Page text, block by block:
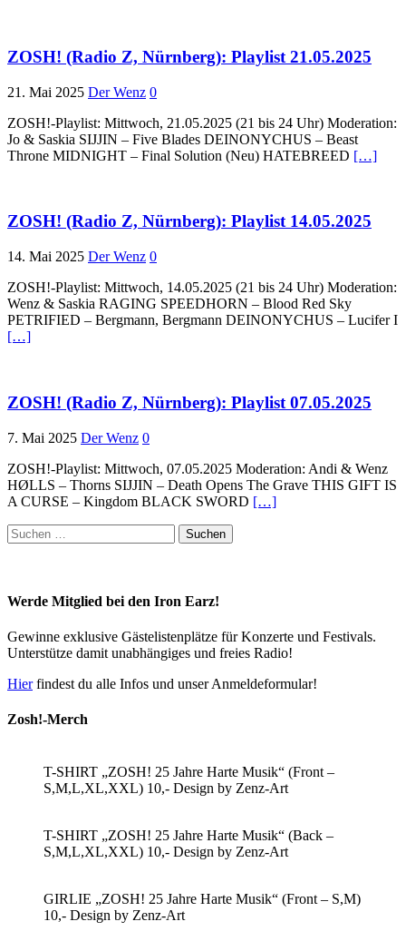
ZOSH! (Radio Z, Nürnberg): Playlist 21.05.2025
21. Mai 2025 Der Wenz 0
ZOSH!-Playlist: Mittwoch, 21.05.2025 (21 bis 24 Uhr) Moderation:
Jo & Saskia SIJJIN – Five Blades DEINONYCHUS – Beast
Throne MIDNIGHT – Final Solution (Neu) HATEBREED […]
ZOSH! (Radio Z, Nürnberg): Playlist 14.05.2025
14. Mai 2025 Der Wenz 0
ZOSH!-Playlist: Mittwoch, 14.05.2025 (21 bis 24 Uhr) Moderation:
Wenz & Saskia RAGING SPEEDHORN – Blood Red Sky
PETRIFIED – Bergmann, Bergmann DEINONYCHUS – Lucifer I
[…]
ZOSH! (Radio Z, Nürnberg): Playlist 07.05.2025
7. Mai 2025 Der Wenz 0
ZOSH!-Playlist: Mittwoch, 07.05.2025 Moderation: Andi & Wenz
HØLLS – Thorns SIJJIN – Death Opens The Grave THIS GIFT IS
A CURSE – Kingdom BLACK SWORD […]
Suchen
nach:
Werde Mitglied bei den Iron Earz!
Gewinne exklusive Gästelistenplätze für Konzerte und Festivals.
Unterstütze damit unabhängiges und freies Radio!
Hierfindest du alle Infos und unser Anmeldeformular!
Zosh!-Merch
T-SHIRT „ZOSH! 25 Jahre Harte Musik“ (Front –
S,M,L,XL,XXL) 10,- Design by Zenz-Art
T-SHIRT „ZOSH! 25 Jahre Harte Musik“ (Back –
S,M,L,XL,XXL) 10,- Design by Zenz-Art
GIRLIE „ZOSH! 25 Jahre Harte Musik“ (Front – S,M)
10,- Design by Zenz-Art